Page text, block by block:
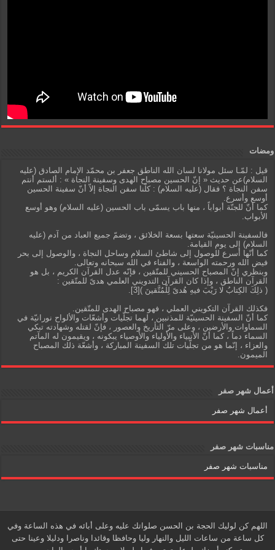
ومضات
قيل : لمّـا سئل مولانا لسان الله الناطق جعفر بن محمّد الإمام الصادق (عليه
السلام)عن حديث « إنّ الحسين مصباح الهدى وسفينة النجاة » : ألستم أنتم
سفن النجاة ؟ فقال (عليه السلام) : كلّنا سفن النجاة إلاّ أنّ سفينة الحسين
أوسع وأسرع.
كما أنّ للجنّة أبواباً ، منها باب يسمّى باب الحسين (عليه السلام) وهو أوسع
الأبواب.
فالسفينة الحسينيّة سعتها بسعة الخلائق ، وتضمّ جميع العباد من آدم (عليه
السلام) إلى يوم القيامة.
كما أنّها أسرع للوصول إلى شاطئ السلام وساحل النجاة ، والوصول إلى بحر
فيض الله ورحمته الواسعة ، والفناء في الله سبحانه وتعالى.
وبنظري إنّ المصباح الحسيني للمتّقين ، فإنّه عدل القرآن الكريم ، بل هو
القرآن الناطق ، وإذا كان القرآن التدويني العلمي هدىً للمتّقين :
( ذلِكَ الكِتابُ لا رَيْبَ فيهِ هُدىً لِلْمُتَّقينَ )[3].
فكذلك القرآن التكويني العملي ، فهو مصباح الهدى للمتّقين.
كما أنّ السفينة الحسينيّة للمذنبين ، لهما تجلّيات وأشعّات والألواح نورانيّة في
السماوات والأرضين ، وعلى مرّ التأريخ والعصور ، فإنّ لقتله وشهادته تبكي
السماء دماً ، كما أنّ الأنبياء والأولياء والأوصياء يبكونه ، ويقيمون له المآتم
والعزاء ، إنّما هو من تجلّيات تلك السفينة المباركة ، وأشعّة ذلك المصباح
الميمون.
أعمال شهر صفر
أعمال شهر صفر
مناسبات شهر صفر
مناسبات شهر صفر
اللهم كن لوليك الحجة بن الحسن صلواتك عليه وعلى أبائه في هذه الساعة وفي
كل ساعة من ساعات الليل والنهار وليا وحافظا وقائدا وناصرا ودليلا وعينا حتى